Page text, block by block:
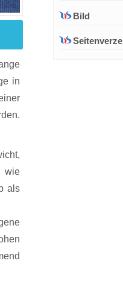
in
wie
als
Bild